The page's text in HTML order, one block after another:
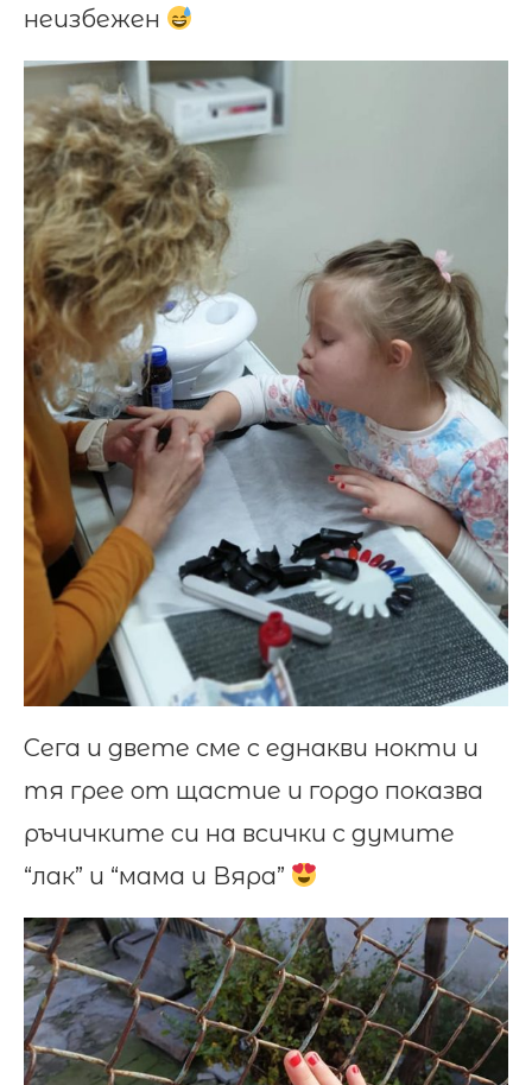
неизбежен
Сега и двете сме с еднакви нокти и
тя грее от щастие и гордо показва
ръчичките си на всички с думите
“лак” и “мама и Вяра”